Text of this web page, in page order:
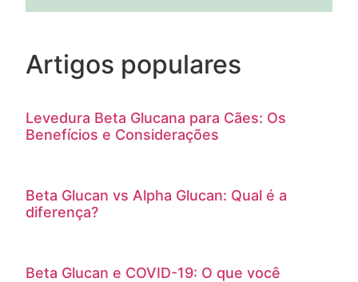
Artigos populares
Levedura Beta Glucana para Cães: Os
Benefícios e Considerações
Beta Glucan vs Alpha Glucan: Qual é a
diferença?
Beta Glucan e COVID-19: O que você